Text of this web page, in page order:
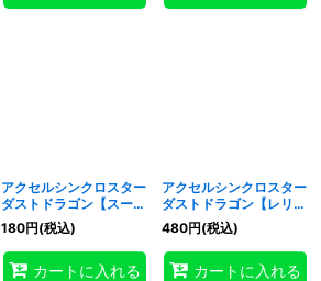
アクセルシンクロスター
ダストドラゴン【スーパ
ー】{HC01-JP022}
《シンクロ》
180円(税込)
カートに入れる
アクセルシンクロスター
ダストドラゴン【レリー
フ】{HC01-JP022}
《シンクロ》
480円(税込)
カートに入れる